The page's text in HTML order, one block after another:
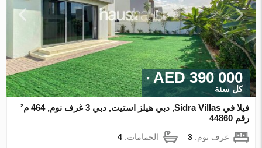
390 000 AED
كل سنة
فيلا في Sidra Villas, دبي هيلز استيت, دبي 3 غرف نوم, 464 م²
رقم 44860
غرف نوم:3 الحمامات:4